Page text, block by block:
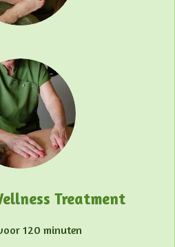
Treatment
120 minuten